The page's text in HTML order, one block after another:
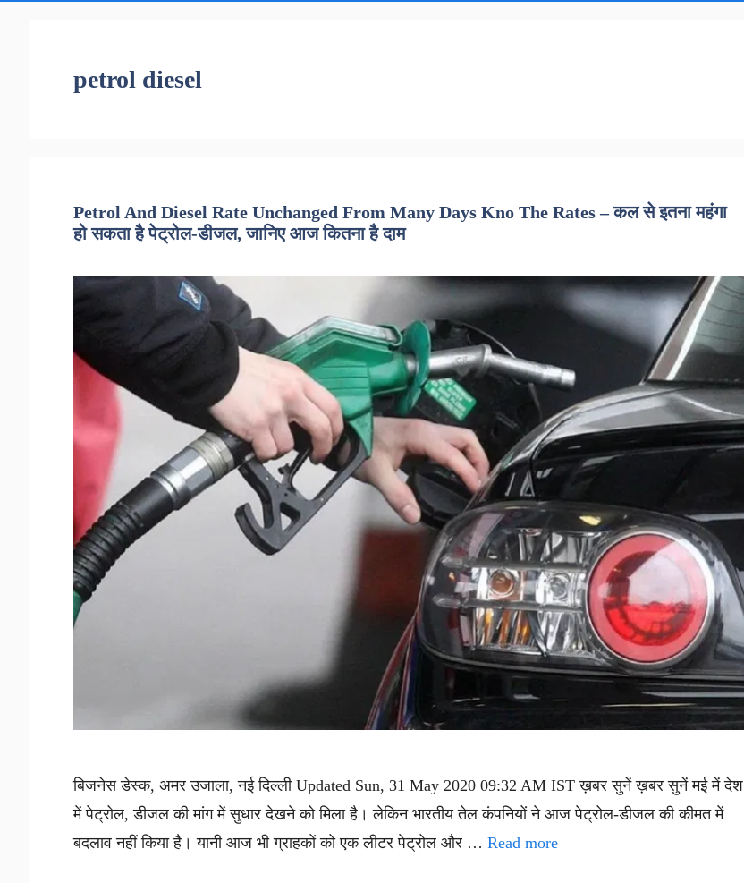
petrol diesel
Petrol And Diesel Rate Unchanged From Many Days Kno The Rates – कल से इतना महंगा
हो सकता है पेट्रोल-डीजल, जानिए आज कितना है दाम
बिजनेस डेस्क, अमर उजाला, नई दिल्ली Updated Sun, 31 May 2020 09:32 AM IST ख़बर सुनें ख़बर सुनें मई में देश
में पेट्रोल, डीजल की मांग में सुधार देखने को मिला है। लेकिन भारतीय तेल कंपनियों ने आज पेट्रोल-डीजल की कीमत में
बदलाव नहीं किया है। यानी आज भी ग्राहकों को एक लीटर पेट्रोल और … Read more